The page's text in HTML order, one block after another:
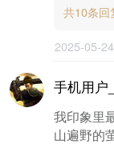
共10条回
2025-05-
手机用户
我印象里
山遍野的